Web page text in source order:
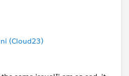
(Cloud23)